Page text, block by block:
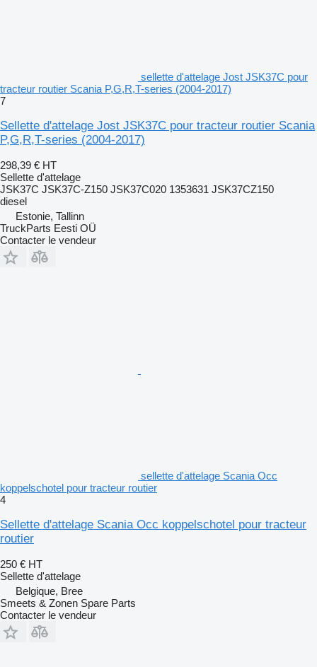
sellette d'attelage Jost JSK37C pour
tracteur routier Scania P,G,R,T-series (2004-2017)
7
Sellette d'attelage Jost JSK37C pour tracteur routier Scania
P,G,R,T-series (2004-2017)
298,39 € HT
Sellette d'attelage
JSK37C JSK37C-Z150 JSK37C020 1353631 JSK37CZ150
diesel
Estonie, Tallinn
TruckParts Eesti OÜ
Contacter le vendeur
sellette d'attelage Scania Occ
koppelschotel pour tracteur routier
4
Sellette d'attelage Scania Occ koppelschotel pour tracteur
routier
250 € HT
Sellette d'attelage
Belgique, Bree
Smeets & Zonen Spare Parts
Contacter le vendeur